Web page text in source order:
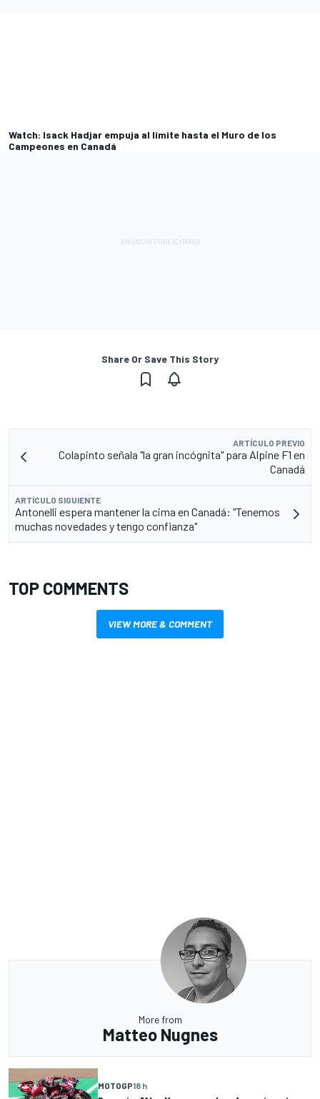
Watch: Isack Hadjar empuja al límite hasta el Muro de los
Campeones en Canadá
Share Or Save This Story
ARTÍCULO PREVIO
Colapinto señala "la gran incógnita" para Alpine F1 en
Canadá
ARTÍCULO SIGUIENTE
Antonelli espera mantener la cima en Canadá: "Tenemos
muchas novedades y tengo confianza"
TOP COMMENTS
VIEW MORE & COMMENT
More from
Matteo Nugnes
MOTOGP18 h